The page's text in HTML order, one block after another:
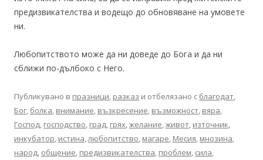
предизвикателства и водещо до обновяване на умовете
ни.
Любопитството може да ни доведе до Бога и да ни
сближи по-дълбоко с Него.
Публикувано в празници, разказ и отбелязано с благодат,
Бог, болка, внимание, възкресение, възможност, вяра,
Господ, господство, град, грях,желание,живот, източник,
инкубатор, истина,любопитство, магаре, Месия, мнозина,
народ, общение, предизвикателства, проблем, сила,